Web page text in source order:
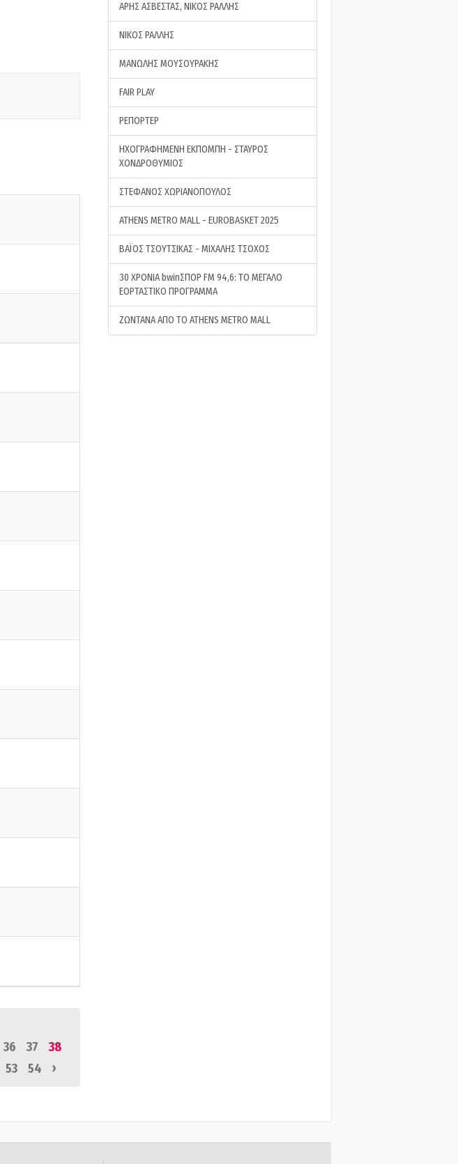
36 37
38
53 54 ›
ΑΡΗΣ ΑΣΒΕΣΤΑΣ, ΝΙΚΟΣ ΡΑΛΛΗΣ
ΝΙΚΟΣ ΡΑΛΛΗΣ
ΜΑΝΩΛΗΣ ΜΟΥΣΟΥΡΑΚΗΣ
FAIR PLAY
ΡΕΠΟΡΤΕΡ
ΗΧΟΓΡΑΦΗΜΕΝΗ ΕΚΠΟΜΠΗ - ΣΤΑΥΡΟΣ
ΧΟΝΔΡΟΘΥΜΙΟΣ
ΣΤΕΦΑΝΟΣ ΧΩΡΙΑΝΟΠΟΥΛΟΣ
ATHENS METRO MALL - EUROBASKET 2025
ΒΑΪΟΣ ΤΣΟΥΤΣΙΚΑΣ - ΜΙΧΑΛΗΣ ΤΣΟΧΟΣ
30 ΧΡΟΝΙΑ bwinΣΠΟΡ FM 94,6: ΤΟ ΜΕΓΑΛΟ
ΕΟΡΤΑΣΤΙΚΟ ΠΡΟΓΡΑΜΜΑ
ΖΩΝΤΑΝΑ ΑΠΟ ΤΟ ATHENS METRO MALL